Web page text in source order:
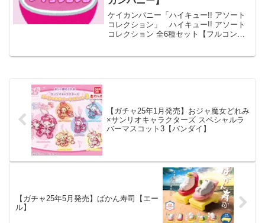
ケイカンパニー「ハイキュー!! アソート
コレクション」 ハイキュー!! アソート
コレクション 全6種セット【フルコンプ
【ガチャ25年1月発売】おジャ魔女どれみ
×サンリオキャラクターズ スペシャルラ
バーマスコット3【バンダイ】
【ガチャ25年5月発売】ばかん寿司【エー
ル】